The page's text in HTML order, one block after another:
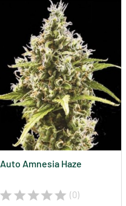
Auto Amnesia Haze
(0)